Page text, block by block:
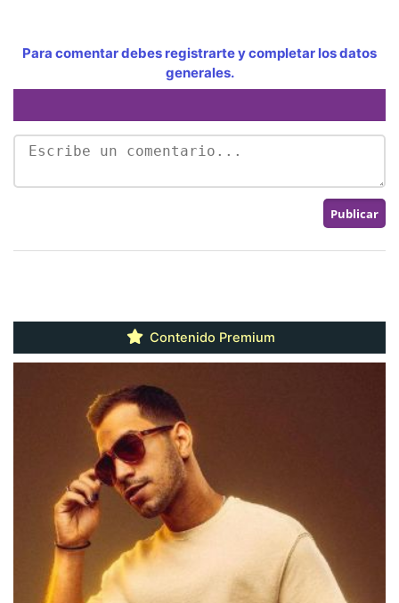
Para comentar debes registrarte y completar los datos
generales.
Contenido Premium